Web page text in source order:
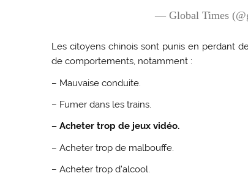
— Global Times
Les citoyens chinois sont punis en perdant
de comportements, notamment :
– Mauvaise conduite.
– Fumer dans les trains.
– Acheter trop de jeux vidéo.
– Acheter trop de malbouffe.
– Acheter trop d’alcool.